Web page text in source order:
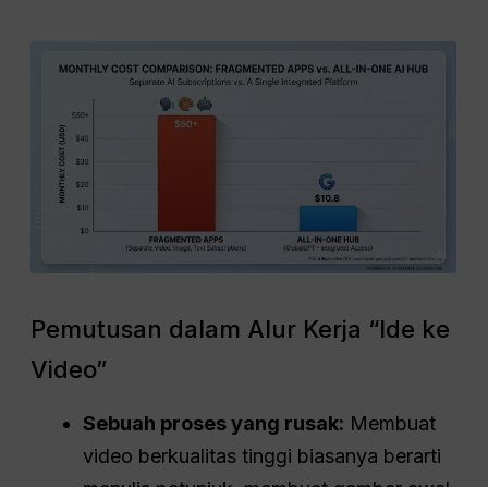
Pemutusan dalam Alur Kerja “Ide ke
Video”
Sebuah proses yang rusak: Membuat
video berkualitas tinggi biasanya berarti